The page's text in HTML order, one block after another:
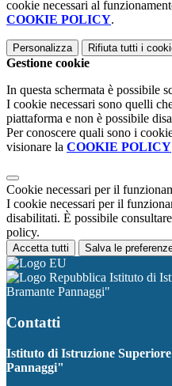
cookie necessari al
COOKIE POLICY.
Personalizza Rifiuta tutti i
Gestione cookie
In questa schermata è possibile
I cookie necessari sono quelli
piattaforma e non è possibile
Per conoscere quali sono i
visionare la COOKIE POLICY
Cookie necessari per il
I cookie necessari per il
disabilitati. È possibile
policy.
Accetta tutti Salva le
Istituto di
Bramante Pannaggi"
Contatti
Istituto di Istruzione
Pannaggi"